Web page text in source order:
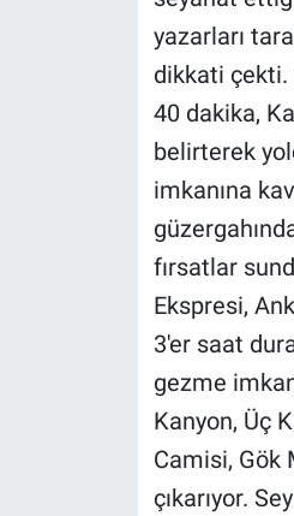
yazarları
dikkati çekti.
40 dakika,
belirterek
imkanına
fırsatlar
Ekspresi,
3'er saat
gezme
Kanyon, Üç
Camisi, Gök
çıkarıyor.
Programlar
Türkiye'nin Geleceği
Türkiye'nin Gündemi
Yerel Gündem